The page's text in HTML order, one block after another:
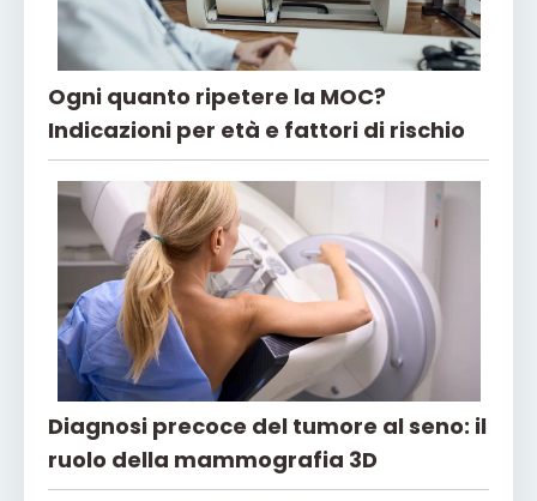
Ogni quanto ripetere la MOC?
Indicazioni per età e fattori di rischio
Diagnosi precoce del tumore al seno: il
ruolo della mammografia 3D